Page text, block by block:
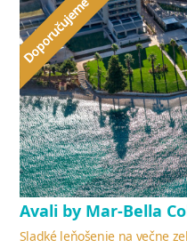
Avali by Mar-Bella
Sladké leňošenie na večne